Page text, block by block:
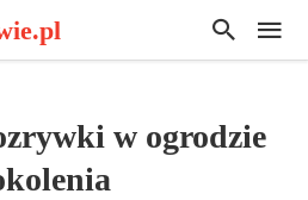
w ogrodzie